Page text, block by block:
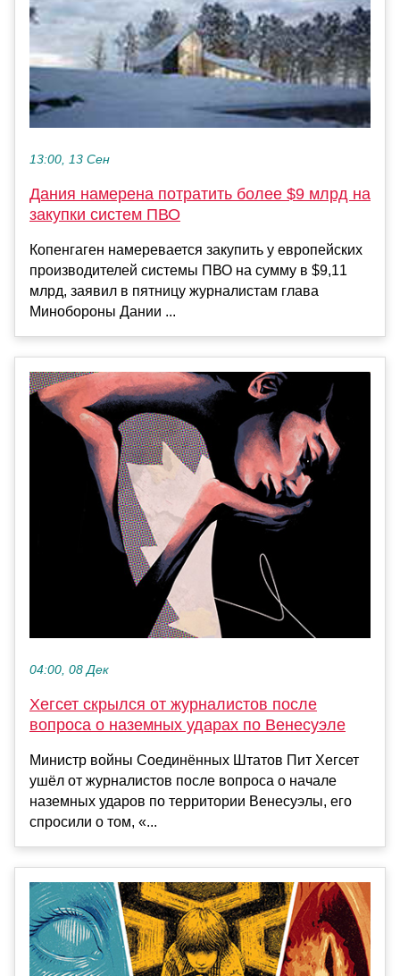
13:00, 13 Сен
Дания намерена потратить более $9 млрд на
закупки систем ПВО
Копенгаген намеревается закупить у европейских
производителей системы ПВО на сумму в $9,11
млрд, заявил в пятницу журналистам глава
Минобороны Дании ...
04:00, 08 Дек
Хегсет скрылся от журналистов после
вопроса о наземных ударах по Венесуэле
Министр войны Соединённых Штатов Пит Хегсет
ушёл от журналистов после вопроса о начале
наземных ударов по территории Венесуэлы, его
спросили о том, «...